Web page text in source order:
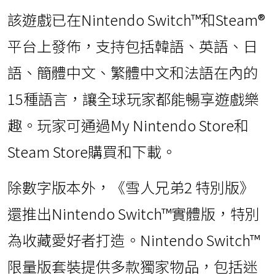
該遊戲已在Nintendo Switch™和Steam®
平台上發佈，支持包括韓語、英語、日
語、簡體中文、繁體中文和法語在內的
15種語言，讓全球玩家都能暢享遊戲樂
趣。玩家可通過My Nintendo Store和
Steam Store購買和下載。
除數字版本外，《雪人兄弟2 特別版》
還推出Nintendo Switch™實體版，特別
為收藏愛好者打造。Nintendo Switch™
限量版套裝提供多款獨家物品，包括迷